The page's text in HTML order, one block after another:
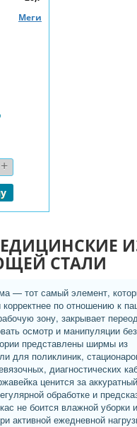
Меги
+
СТАЛИ
— тот самый элемент,
по отношению к
зону, закрывает
осмотр и манипуляции
представлены ширмы из
для поликлиник,
диагностических
ценится за
обработке и
не боится влажной уборки
активной ежедневной